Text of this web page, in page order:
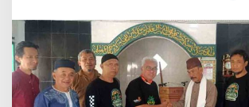
j
a
n
g
k
e